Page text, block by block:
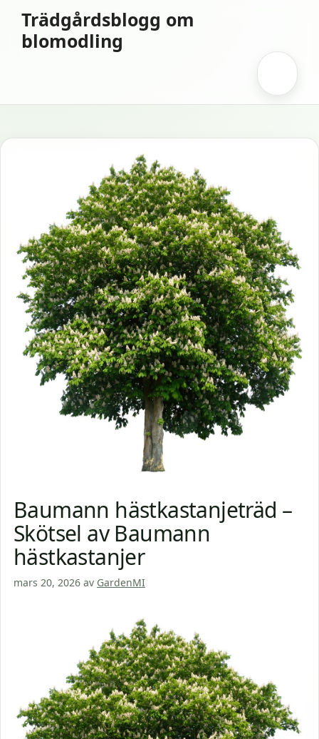
innehåll
Trädgårdsblogg om
blomodling
Baumann hästkastanjeträd –
Skötsel av Baumann
hästkastanjer
mars 20, 2026 av GardenMI